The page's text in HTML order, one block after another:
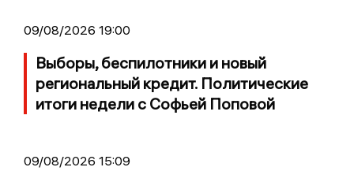
09/08/2026 19:00
Выборы, беспилотники и новый
региональный кредит. Политические
итоги недели с Софьей Поповой
09/08/2026 15:09